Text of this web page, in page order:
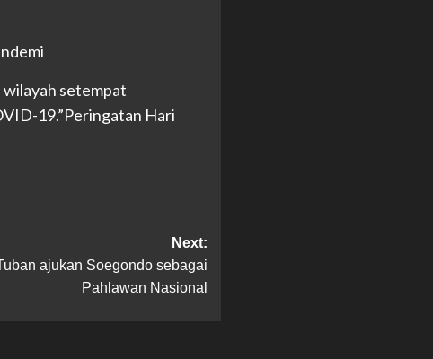
wilayah setempat
19.”Peringatan Hari
Next:
ajukan Soegondo sebagai
Pahlawan Nasional